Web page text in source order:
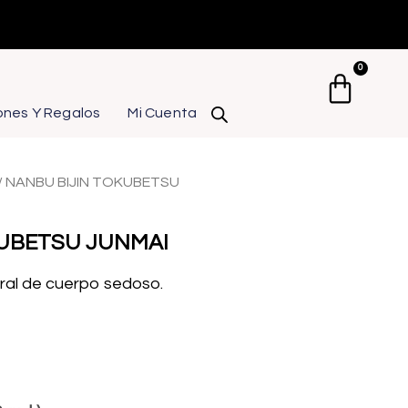
Y Regalos Mi Cuenta
0
NANBU BIJIN TOKUBETSU
JUNMAI
de cuerpo sedoso.